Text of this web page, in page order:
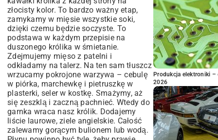
złocisty kolor. To bardzo ważny etap,
zamykamy w mięsie wszystkie soki,
dzięki czemu będzie soczyste. To
podstawa w każdym przepisie na
duszonego królika w śmietanie.
Zdejmujemy mięso z patelni i
odkładamy na talerz. Na ten sam tłuszcz
wrzucamy pokrojone warzywa – cebulę
w piórka, marchewkę i pietruszkę w
plasterki, seler w kostkę. Smażymy, aż
się zeszklą i zaczną pachnieć. Wtedy do
garnka wraca nasz królik. Dodajemy
liście laurowe, ziele angielskie. Całość
zalewamy gorącym bulionem lub wodą.
Produkcja elektroniki –
2026